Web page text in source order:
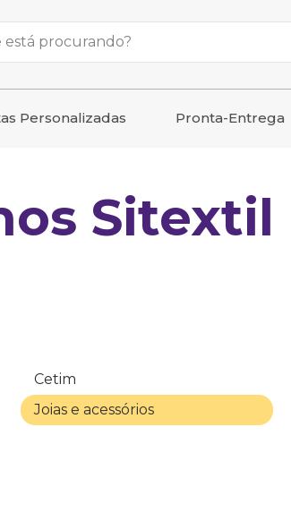
Personalizadas Pronta-Entrega
Sitextil
Cetim
Joias e acessórios